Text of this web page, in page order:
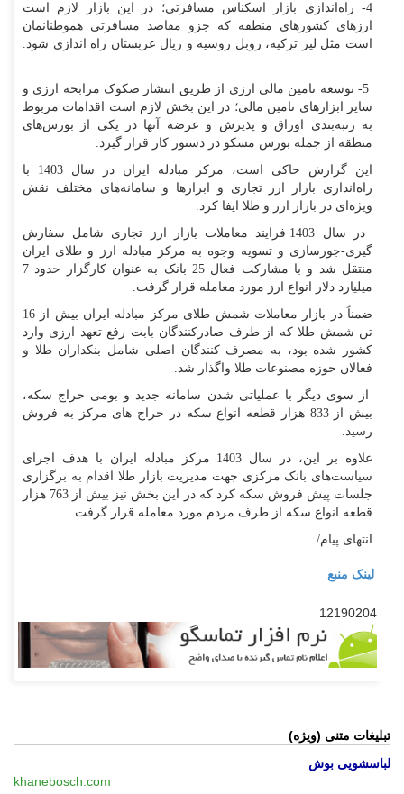
4- راه‌اندازی بازار اسکناس مسافرتی؛ در این بازار لازم است
ارزهای کشورهای منطقه که جزو مقاصد مسافرتی هموطنانمان
است مثل لیر ترکیه، روبل روسیه و ریال عربستان راه اندازی شود.
5- توسعه تامین مالی ارزی از طریق انتشار صکوک مرابحه ارزی و
سایر ابزارهای تامین مالی؛ در این بخش لازم است اقدامات مربوط
به رتبه‌بندی اوراق و پذیرش و عرضه آنها در یکی از بورس‌های
منطقه از جمله بورس مسکو در دستور کار قرار گیرد.
این گزارش حاکی است، مرکز مبادله ایران در سال 1403 با
راه‌اندازی بازار ارز تجاری و ابزارها و سامانه‌های مختلف نقش
ویژه‌ای در بازار ارز و طلا ایفا کرد.
در سال 1403 فرایند معاملات بازار ارز تجاری شامل سفارش
گیری-جورسازی و تسویه وجوه به مرکز مبادله ارز و طلای ایران
منتقل شد و با مشارکت فعال 25 بانک به عنوان کارگزار حدود 7
میلیارد دلار انواع ارز مورد معامله قرار گرفت.
ضمناً در بازار معاملات شمش طلای مرکز مبادله ایران بیش از 16
تن شمش طلا که از طرف صادرکنندگان بابت رفع تعهد ارزی وارد
کشور شده بود، به مصرف کنندگان اصلی شامل بنکداران طلا و
فعالان حوزه مصنوعات طلا واگذار شد.
از سوی دیگر با عملیاتی شدن سامانه جدید و بومی حراج سکه،
بیش از 833 هزار قطعه انواع سکه در حراج های مرکز به فروش
رسید.
علاوه بر این، در سال 1403 مرکز مبادله ایران با هدف اجرای
سیاست‌های بانک مرکزی جهت مدیریت بازار طلا اقدام به برگزاری
جلسات پیش فروش سکه کرد که در این بخش نیز بیش از 763 هزار
قطعه انواع سکه از طرف مردم مورد معامله قرار گرفت.
انتهای پیام/
لینک منبع
12190204
تبلیغات متنی (ویژه)
لباسشویی بوش
khanebosch.com